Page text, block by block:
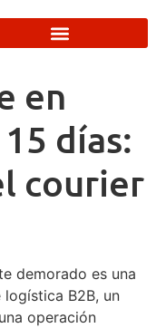
en
días:
courier
demorado es una
B2B, un
operación